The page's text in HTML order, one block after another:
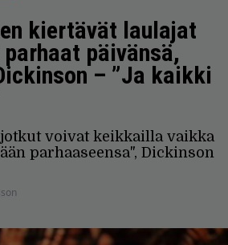
kiertävät laulajat
päivänsä,
– ”Ja kaikki
voivat keikkailla vaikka
parhaaseensa", Dickinson